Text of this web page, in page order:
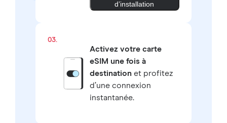
d’installation
03.
Activez votre carte
eSIM une fois à
destinationet profitez
d’une connexion
instantanée.